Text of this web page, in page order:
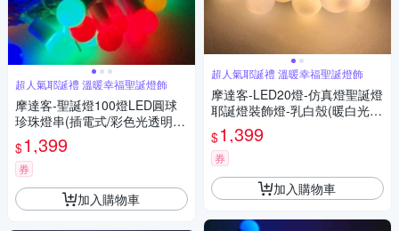
超人氣耶誕禮 溫暖幸福聖誕燈飾
摩達客-聖誕燈100燈LED圓球
珍珠燈串(插電式/彩色光透明
線/ 附控制器跳機)(高亮度又省
電)
$1,399
券
加入購物車
超人氣耶誕禮 溫暖幸福聖誕燈飾
摩達客-LED20燈-仿真燈聖誕燈
耶誕燈裝飾燈-乳白殼(暖白光)
本島免運費
$1,399
券
加入購物車